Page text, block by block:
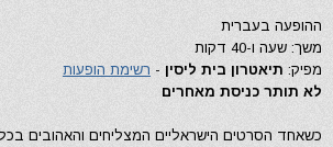
ההופעה בעברית
משך: שעה ו-40 דקות
מפיק: תיאטרון בית ליסין - רשימת הופעות
לא תותר כניסת מאחרים
כשאחד הסרטים הישראליים המצליחים והאהובים